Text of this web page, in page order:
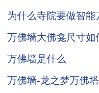
为什么寺院要做智能
万佛墙大佛龛尺寸
万佛墙是什么
万佛墙-龙之梦万佛